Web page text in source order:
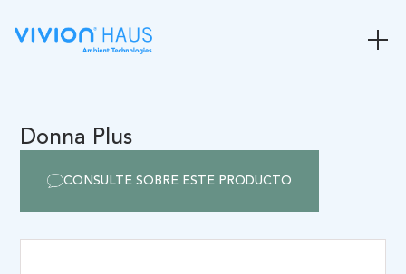
Donna Plus
CONSULTE SOBRE ESTE PRODUCTO